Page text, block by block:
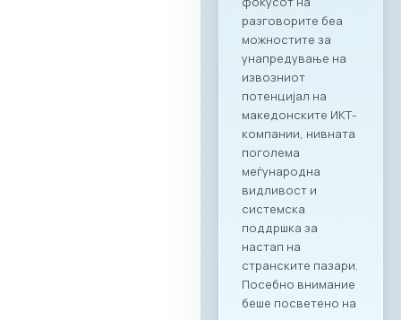
партнерства
помеѓу компаниите
од двете земји.
Програма на
настанот Настанот
ќе биде отворен со
обраќања на
високо
министерско и
амбасадорско
ниво, по што ќе
следува свечено
потпишување на
Меморандум за
соработка помеѓу
МАСИТ и SETPE.
Програмата